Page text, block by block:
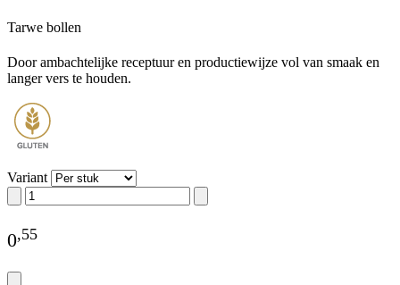
Tarwe bollen
Door ambachtelijke receptuur en productiewijze vol van smaak en
langer vers te houden.
Variant
0,55